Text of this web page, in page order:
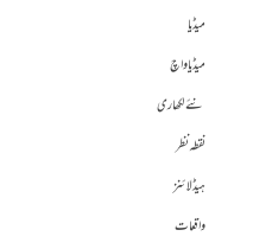
میڈیا
میڈیا واچ
نئے لکھاری
نقطہ نظر
ہیڈلائنز
واقعات